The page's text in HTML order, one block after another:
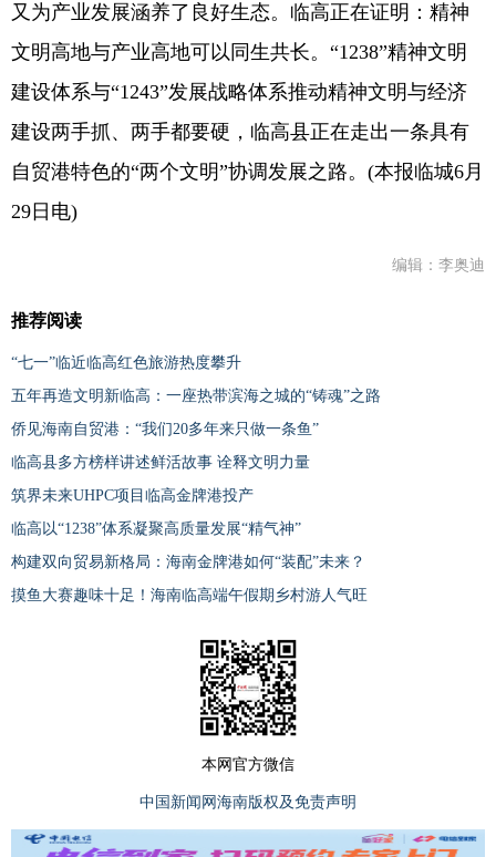
又为产业发展涵养了良好生态。临高正在证明：精神
文明高地与产业高地可以同生共长。“1238”精神文明
建设体系与“1243”发展战略体系推动精神文明与经济
建设两手抓、两手都要硬，临高县正在走出一条具有
自贸港特色的“两个文明”协调发展之路。(本报临城6月
29日电)
编辑：李奥迪
推荐阅读
“七一”临近临高红色旅游热度攀升
五年再造文明新临高：一座热带滨海之城的“铸魂”之路
侨见海南自贸港：“我们20多年来只做一条鱼”
临高县多方榜样讲述鲜活故事 诠释文明力量
筑界未来UHPC项目临高金牌港投产
临高以“1238”体系凝聚高质量发展“精气神”
构建双向贸易新格局：海南金牌港如何“装配”未来？
摸鱼大赛趣味十足！海南临高端午假期乡村游人气旺
本网官方微信
中国新闻网海南版权及免责声明